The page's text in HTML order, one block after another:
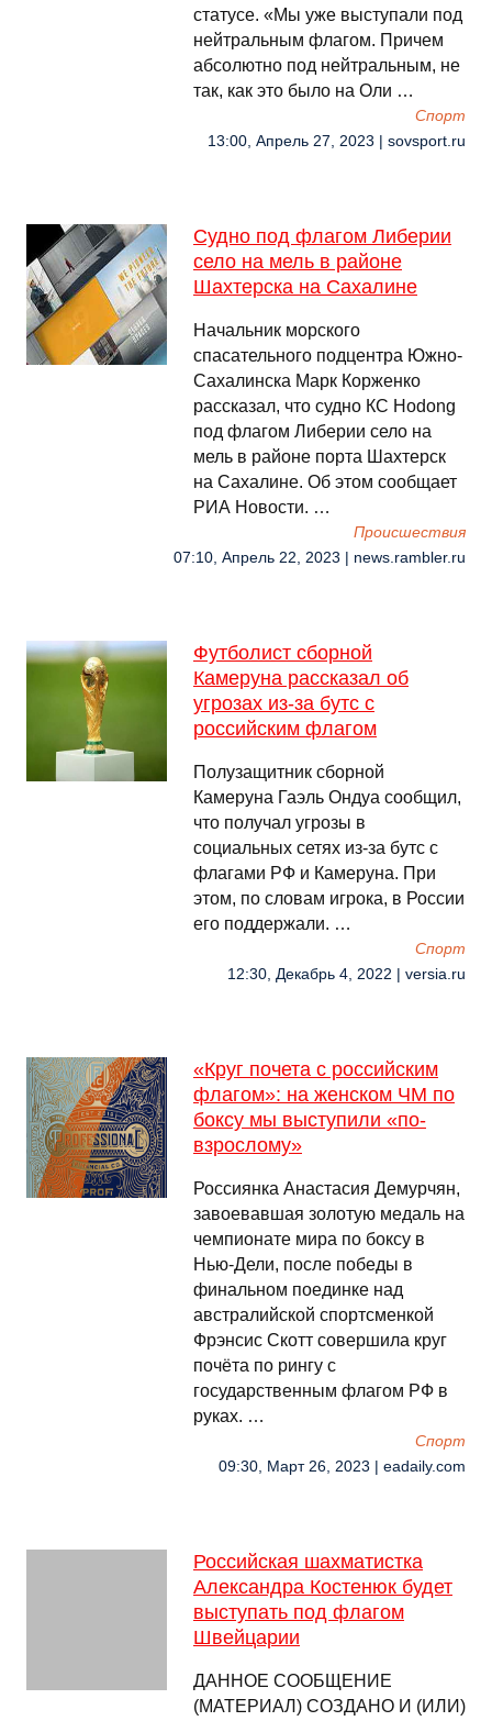
статусе. «Мы уже выступали под
нейтральным флагом. Причем
абсолютно под нейтральным, не
так, как это было на Оли …
Спорт
13:00, Апрель 27, 2023 | sovsport.ru
Судно под флагом Либерии
село на мель в районе
Шахтерска на Сахалине
Начальник морского
спасательного подцентра Южно-
Сахалинска Марк Корженко
рассказал, что судно КС Ноdong
под флагом Либерии село на
мель в районе порта Шахтерск
на Сахалине. Об этом сообщает
РИА Новости. …
Происшествия
07:10, Апрель 22, 2023 | news.rambler.ru
Футболист сборной
Камеруна рассказал об
угрозах из-за бутс с
российским флагом
Полузащитник сборной
Камеруна Гаэль Ондуа сообщил,
что получал угрозы в
социальных сетях из-за бутс с
флагами РФ и Камеруна. При
этом, по словам игрока, в России
его поддержали. …
Спорт
12:30, Декабрь 4, 2022 | versia.ru
«Круг почета с российским
флагом»: на женском ЧМ по
боксу мы выступили «по-
взрослому»
Россиянка Анастасия Демурчян,
завоевавшая золотую медаль на
чемпионате мира по боксу в
Нью-Дели, после победы в
финальном поединке над
австралийской спортсменкой
Фрэнсис Скотт совершила круг
почёта по рингу с
государственным флагом РФ в
руках. …
Спорт
09:30, Март 26, 2023 | eadaily.com
Российская шахматистка
Александра Костенюк будет
выступать под флагом
Швейцарии
ДАННОЕ СООБЩЕНИЕ
(МАТЕРИАЛ) СОЗДАНО И (ИЛИ)